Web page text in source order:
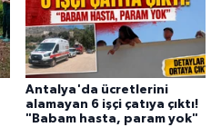
Antalya'da ücretlerini
alamayan 6 işçi çatıya çıktı!
"Babam hasta, param yok"